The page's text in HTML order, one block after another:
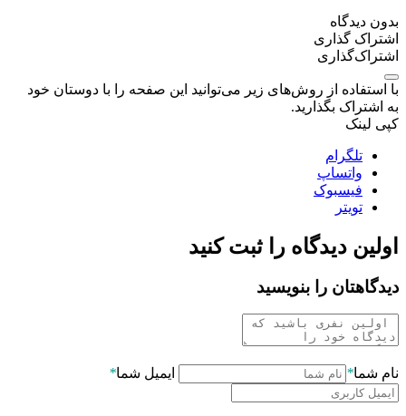
بدون دیدگاه
اشتراک گذاری
اشتراک‌گذاری
با استفاده از روش‌های زیر می‌توانید این صفحه را با دوستان خود
به اشتراک بگذارید.
کپی لینک
تلگرام
واتساپ
فیسبوک
تویتر
اولین دیدگاه را ثبت کنید
دیدگاهتان را بنویسید
نام شما* ایمیل شما*